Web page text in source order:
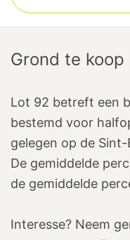
Grond te koop
Lot 92 betreft een
bestemd voor
gelegen op de
De gemiddelde
de gemiddelde
Interesse? Neem